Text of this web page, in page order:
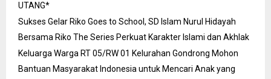
UTANG*
Sukses Gelar Riko Goes to School, SD Islam Nurul Hidayah
Bersama Riko The Series Perkuat Karakter Islami dan Akhlak
Keluarga Warga RT 05/RW 01 Kelurahan Gondrong Mohon
Bantuan Masyarakat Indonesia untuk Mencari Anak yang